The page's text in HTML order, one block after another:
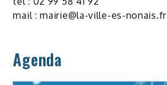
mail :mairie@la-ville-es-nonais.fr
Agenda